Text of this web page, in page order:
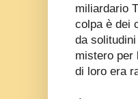
miliardario
colpa è dei
da
mistero per
di loro era